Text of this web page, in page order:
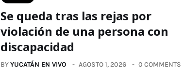
Se queda tras las rejas por
violación de una persona con
discapacidad
BYYUCATÁN EN VIVO AGOSTO 1, 2026 0 COMMENTS